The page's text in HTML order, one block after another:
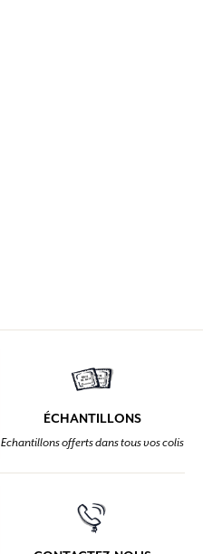
ÉCHANTILLONS
Echantillons offerts dans tous vos colis